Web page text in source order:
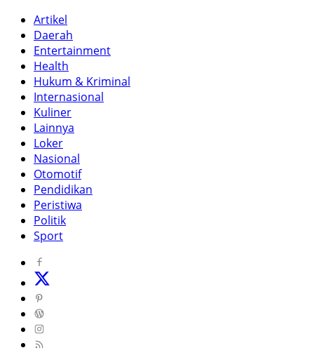
Artikel
Daerah
Entertainment
Health
Hukum & Kriminal
Internasional
Kuliner
Lainnya
Loker
Nasional
Otomotif
Pendidikan
Peristiwa
Politik
Sport